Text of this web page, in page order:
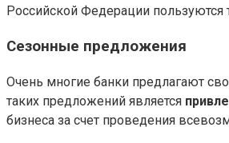
Российской Федерации
Сезонные предложения
Очень многие банки предлагают
таких предложений является
бизнеса за счет проведения